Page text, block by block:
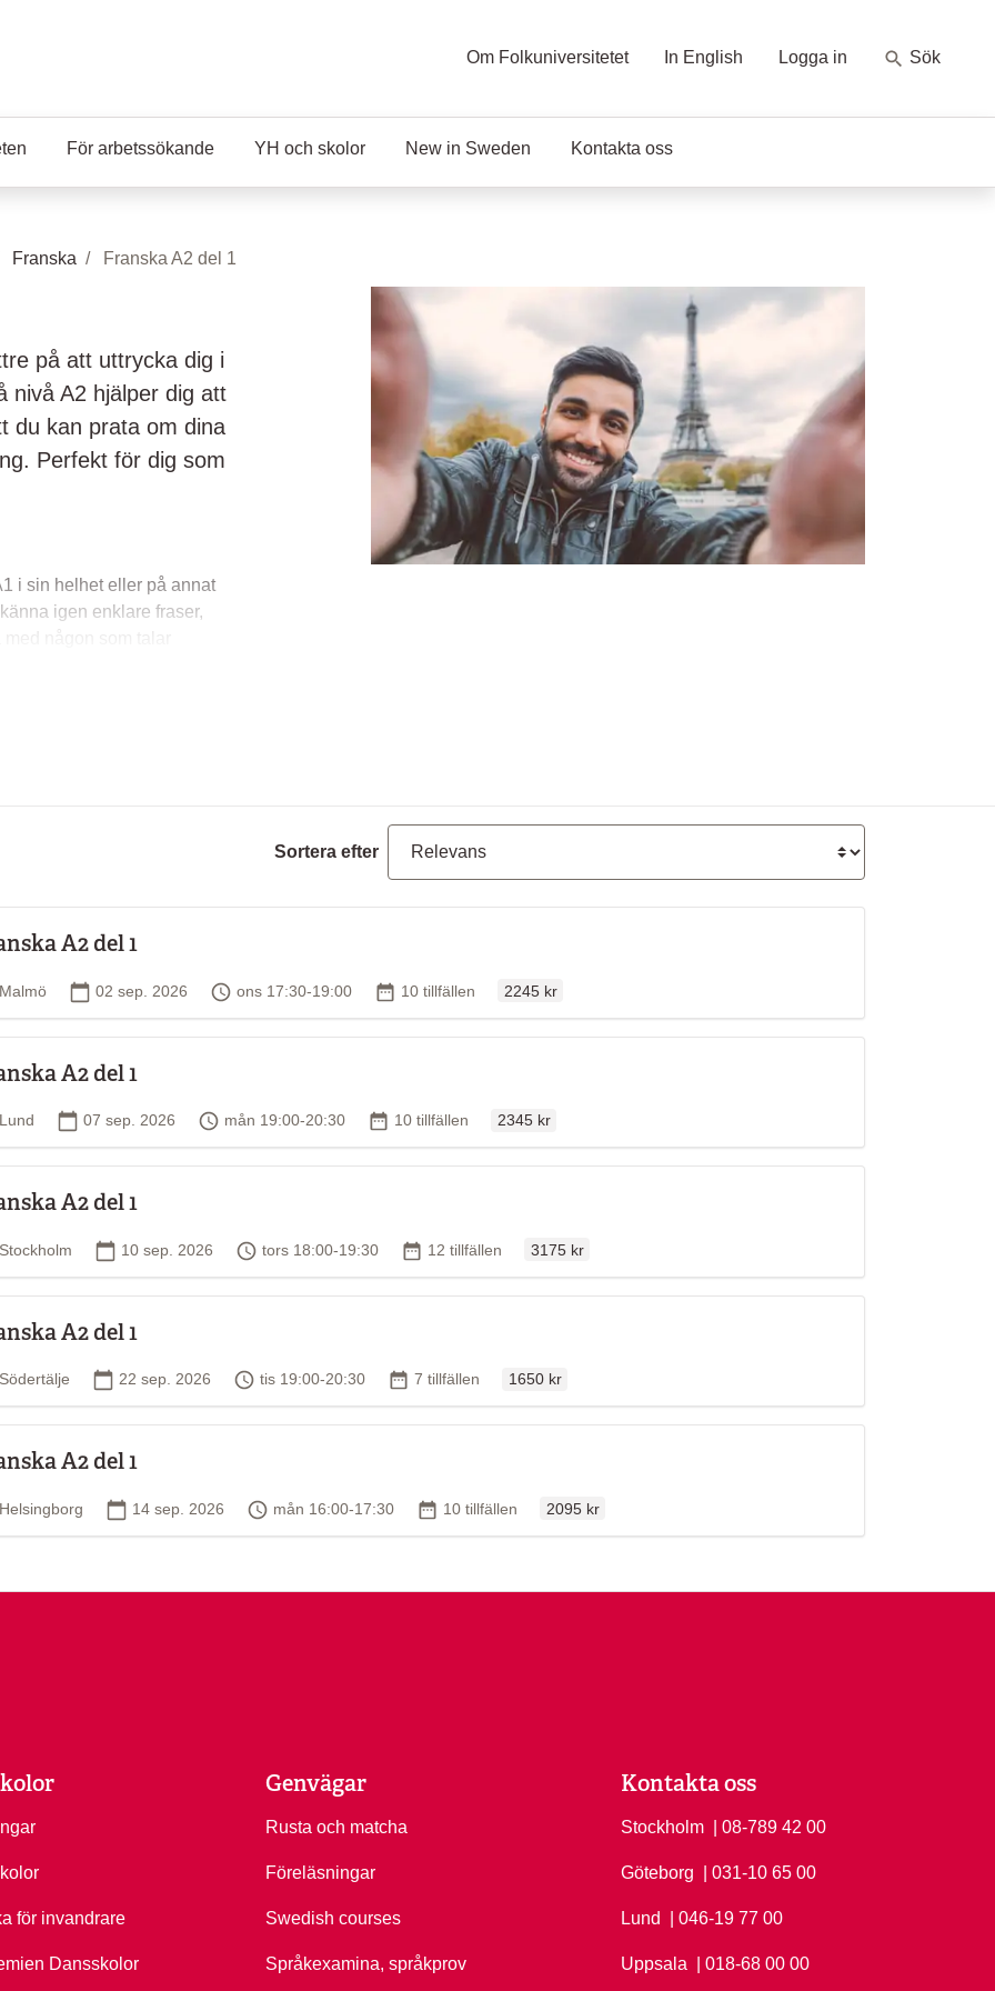
Om Folkuniversitetet In English Logga in Sök
För arbetssökande YH och skolor New in Sweden Kontakta oss
Franska Franska A2 del 1
på att uttrycka dig i
nivå A2 hjälper dig att
du kan prata om dina
Perfekt för dig som
i sin helhet eller på annat
igen enklare fraser,
och ditt arbete
som ligger nära dig själv
och fokus ligger på muntlig
och har goda
Räkna med några
med kallelsen till kursen.
kunskaper.
pedagogiska
Sortera efter
A2 del 1
Plats
Malmö Startdatum
02 sep. 2026 Tid
ons 17:30-19:00 Antal tillfällen
10 tillfällen 2245 kr
A2 del 1
Plats
Lund Startdatum
07 sep. 2026 Tid
mån 19:00-20:30 Antal tillfällen
10 tillfällen 2345 kr
A2 del 1
Plats
Stockholm Startdatum
10 sep. 2026 Tid
tors 18:00-19:30 Antal tillfällen
12 tillfällen 3175 kr
A2 del 1
Plats
Södertälje Startdatum
22 sep. 2026 Tid
tis 19:00-20:30 Antal tillfällen
7 tillfällen 1650 kr
A2 del 1
Plats
Helsingborg Startdatum
14 sep. 2026 Tid
mån 16:00-17:30 Antal tillfällen
10 tillfällen 2095 kr
för invandrare
Dansskolor
Genvägar
Rusta och matcha
Föreläsningar
Swedish courses
Språkexamina, språkprov
Kontakta oss
Stockholm Ring Stockholm på
| 08-789 42 00
Göteborg Ring Göteborg på
| 031-10 65 00
Lund Ring Lund på
| 046-19 77 00
Uppsala Ring Uppsala på
| 018-68 00 00